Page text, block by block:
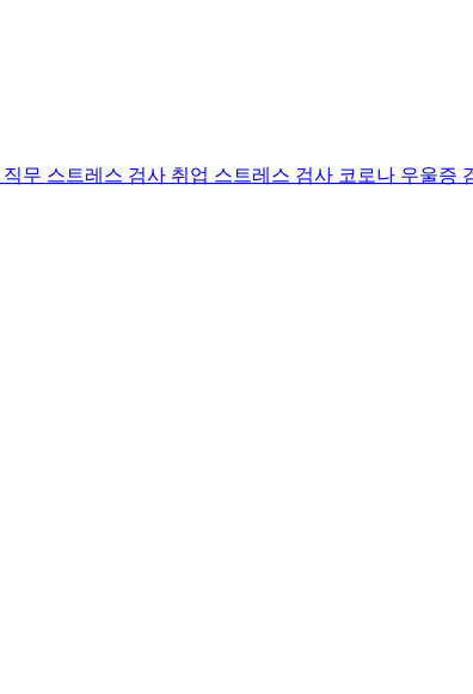
직무 스트레스 검사 취업 스트레스 검사 코로나 우울증